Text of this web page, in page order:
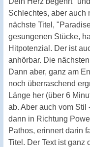
Schlechtes, aber auch
nächste Titel,
gesungenen Stücke,
Hitpotenzial. Der ist
anhörbar. Die
Dann aber, ganz am
noch überraschend
Länge her (über 6
ab. Aber auch vom Stil
dann in Richtung
Pathos, erinnert darin
Titel. Der Text ist ganz